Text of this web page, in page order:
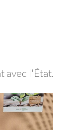
avec l'État.